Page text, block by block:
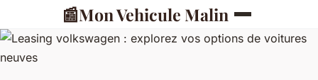
📰Mon Vehicule Malin